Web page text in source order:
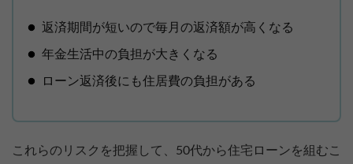
返済期間が短いので毎月の返済額が高くなる
年金生活中の負担が大きくなる
ローン返済後にも住居費の負担がある
これらのリスクを把握して、50代から住宅ローンを組むこ